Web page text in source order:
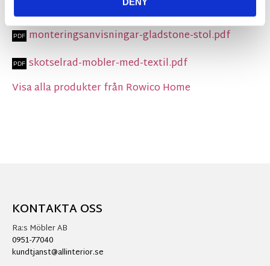
monteringsanvisningar-gladstone-stol.pdf
skotselrad-mobler-med-textil.pdf
Visa alla produkter från Rowico Home
KONTAKTA OSS
Ra:s Möbler AB
0951-77040
kundtjanst@allinterior.se